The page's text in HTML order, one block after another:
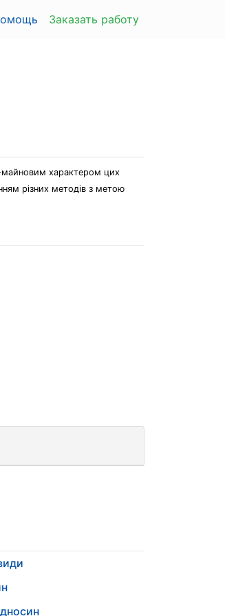
Заказать работу
майновим характером цих
різних методів з метою